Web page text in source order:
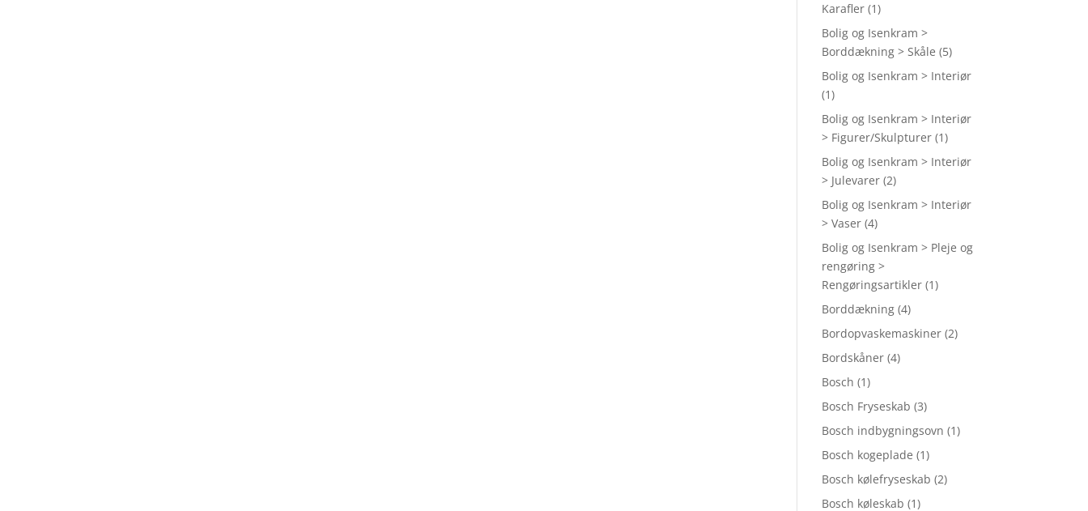
Karafler (1)
Bolig og Isenkram >
Borddækning > Skåle (5)
Bolig og Isenkram > Interiør
(1)
Bolig og Isenkram > Interiør
> Figurer/Skulpturer (1)
Bolig og Isenkram > Interiør
> Julevarer (2)
Bolig og Isenkram > Interiør
> Vaser (4)
Bolig og Isenkram > Pleje og
rengøring >
Rengøringsartikler (1)
Borddækning (4)
Bordopvaskemaskiner (2)
Bordskåner (4)
Bosch (1)
Bosch Fryseskab (3)
Bosch indbygningsovn (1)
Bosch kogeplade (1)
Bosch kølefryseskab (2)
Bosch køleskab (1)